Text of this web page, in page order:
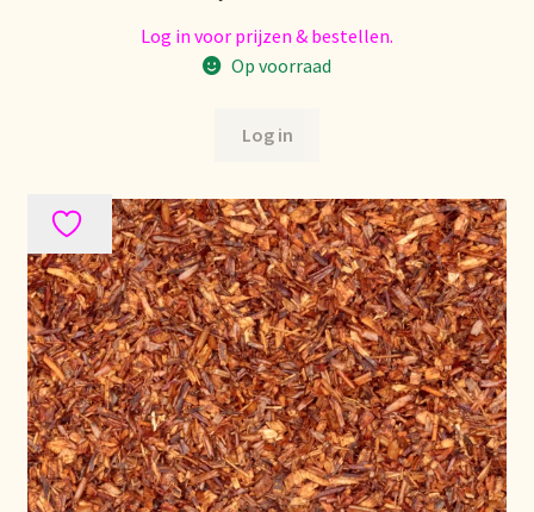
Online shop
Onlineshop
Onze visie op thee
Ordering and delivery time
Organic certificates
Log in voor prijzen & bestellen.
Op voorraad
Log in